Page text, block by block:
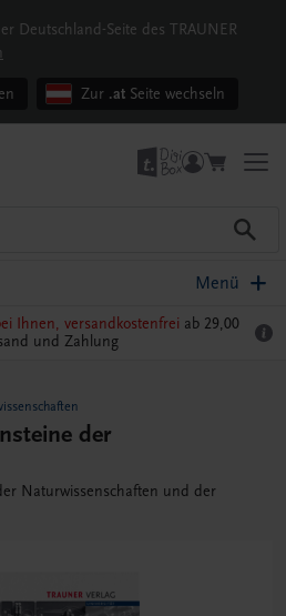
Deutschland-Seite des TRAUNER
Zur .at Seite wechseln
Menü
Ihnen, versandkostenfrei ab 29,00
und Zahlung
der
Naturwissenschaften und der